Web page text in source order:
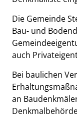
Die Gemeinde
Bau- und
auch
Bei baulichen
an